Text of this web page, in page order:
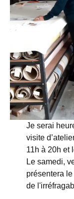
Je serai
visite
11h à 20h et
Le samedi,
présentera
de